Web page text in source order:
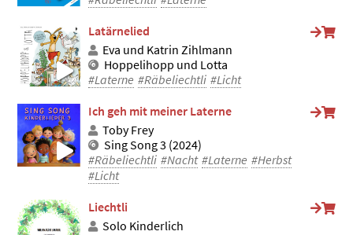
Latärnelied
Eva und Katrin Zihlmann
Hoppelihopp und Lotta
#Laterne #Räbeliechtli #Licht
Ich geh mit meiner Laterne
Toby Frey
Sing Song 3 (2024)
#Räbeliechtli #Nacht #Laterne #Herbst
#Licht
Liechtli
Solo Kinderlich